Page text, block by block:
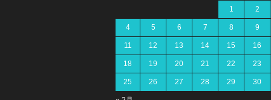
1 2
4 5 6 7 8 9
11 12 13 14 15 16
18 19 20 21 22 23
25 26 27 28 29 30